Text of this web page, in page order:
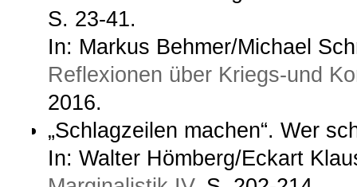
S. 23-41.
In: Markus Behmer/Michael
Reflexionen über Kriegs-und
2016.
„Schlagzeilen machen“. Wer
In: Walter Hömberg/Eckart